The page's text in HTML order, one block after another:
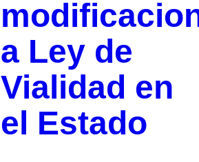
a Ley de
Vialidad en
el Estado